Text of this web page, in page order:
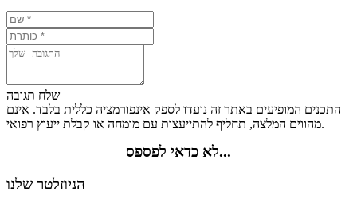
שלח תגובה
התכנים המופיעים באתר זה נועדו לספק אינפורמציה כללית בלבד. אינם
מהווים המלצה, תחליף להתייעצות עם מומחה או קבלת ייעוץ רפואי.
לא כדאי לפספס...
הניוזלטר שלנו